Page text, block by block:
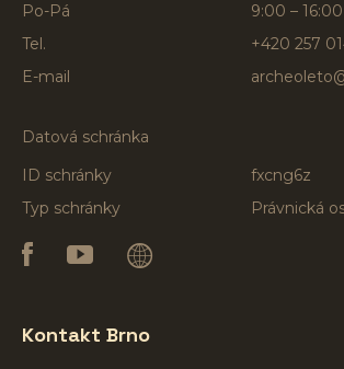
Po-Pá
9:00 – 16:00
Tel.
+420 257
E-mail
Datová schránka
ID schránky
fxcng6z
Typ schránky
Právnická
Kontakt Brno